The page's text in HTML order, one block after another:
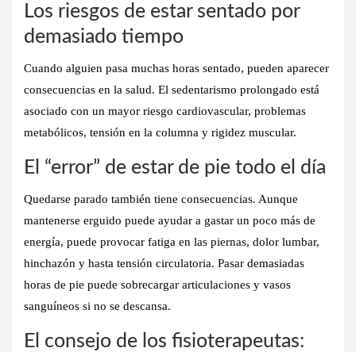
Los riesgos de estar sentado por
demasiado tiempo
Cuando alguien pasa muchas horas sentado, pueden aparecer
consecuencias en la salud. El sedentarismo prolongado está
asociado con un mayor riesgo cardiovascular, problemas
metabólicos, tensión en la columna y rigidez muscular.
El “error” de estar de pie todo el día
Quedarse parado también tiene consecuencias. Aunque
mantenerse erguido puede ayudar a gastar un poco más de
energía, puede provocar fatiga en las piernas, dolor lumbar,
hinchazón y hasta tensión circulatoria. Pasar demasiadas
horas de pie puede sobrecargar articulaciones y vasos
sanguíneos si no se descansa.
El consejo de los fisioterapeutas: